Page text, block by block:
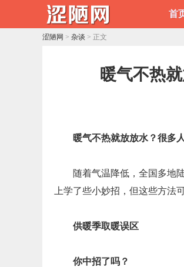
首
涩陋网 > 杂谈 > 正文
暖气不热
暖气不热就放放水？很多
随着气温降低，全国多地
上学了些小妙招，但这些方法
供暖季取暖误区
你中招了吗？